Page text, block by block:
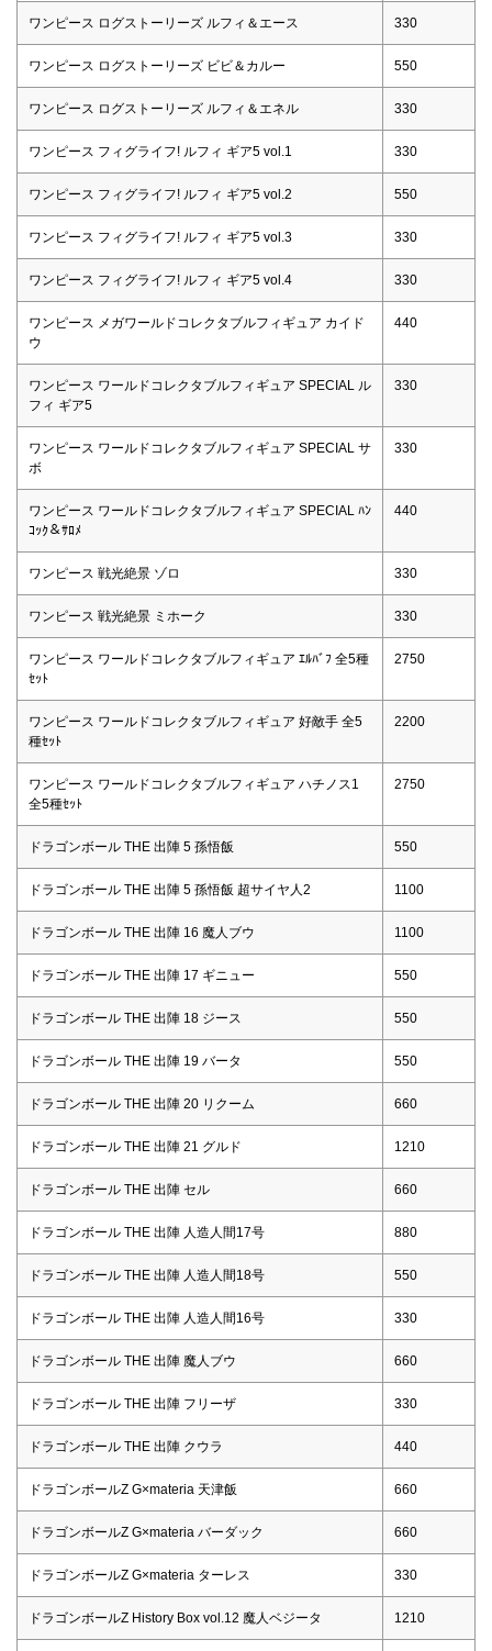
ワンピース ログストーリーズ ルフィ＆エース 330
ワンピース ログストーリーズ ビビ＆カルー 550
ワンピース ログストーリーズ ルフィ＆エネル 330
ワンピース フィグライフ! ルフィ ギア5 vol.1 330
ワンピース フィグライフ! ルフィ ギア5 vol.2 550
ワンピース フィグライフ! ルフィ ギア5 vol.3 330
ワンピース フィグライフ! ルフィ ギア5 vol.4 330
ワンピース メガワールドコレクタブルフィギュア カイド
ウ
440
ワンピース ワールドコレクタブルフィギュア SPECIAL ル
フィ ギア5
330
ワンピース ワールドコレクタブルフィギュア SPECIAL サ
ボ
330
ワンピース ワールドコレクタブルフィギュア SPECIAL ﾊﾝ
ｺｯｸ＆ｻﾛﾒ
440
ワンピース 戦光絶景 ゾロ 330
ワンピース 戦光絶景 ミホーク 330
ワンピース ワールドコレクタブルフィギュア ｴﾙﾊﾞﾌ 全5種
ｾｯﾄ
2750
ワンピース ワールドコレクタブルフィギュア 好敵手 全5
種ｾｯﾄ
2200
ワンピース ワールドコレクタブルフィギュア ハチノス1
全5種ｾｯﾄ
2750
ドラゴンボール THE 出陣 5 孫悟飯 550
ドラゴンボール THE 出陣 5 孫悟飯 超サイヤ人2 1100
ドラゴンボール THE 出陣 16 魔人ブウ 1100
ドラゴンボール THE 出陣 17 ギニュー 550
ドラゴンボール THE 出陣 18 ジース 550
ドラゴンボール THE 出陣 19 バータ 550
ドラゴンボール THE 出陣 20 リクーム 660
ドラゴンボール THE 出陣 21 グルド 1210
ドラゴンボール THE 出陣 セル 660
ドラゴンボール THE 出陣 人造人間17号 880
ドラゴンボール THE 出陣 人造人間18号 550
ドラゴンボール THE 出陣 人造人間16号 330
ドラゴンボール THE 出陣 魔人ブウ 660
ドラゴンボール THE 出陣 フリーザ 330
ドラゴンボール THE 出陣 クウラ 440
ドラゴンボールZ G×materia 天津飯 660
ドラゴンボールZ G×materia バーダック 660
ドラゴンボールZ G×materia ターレス 330
ドラゴンボールZ History Box vol.12 魔人ベジータ 1210